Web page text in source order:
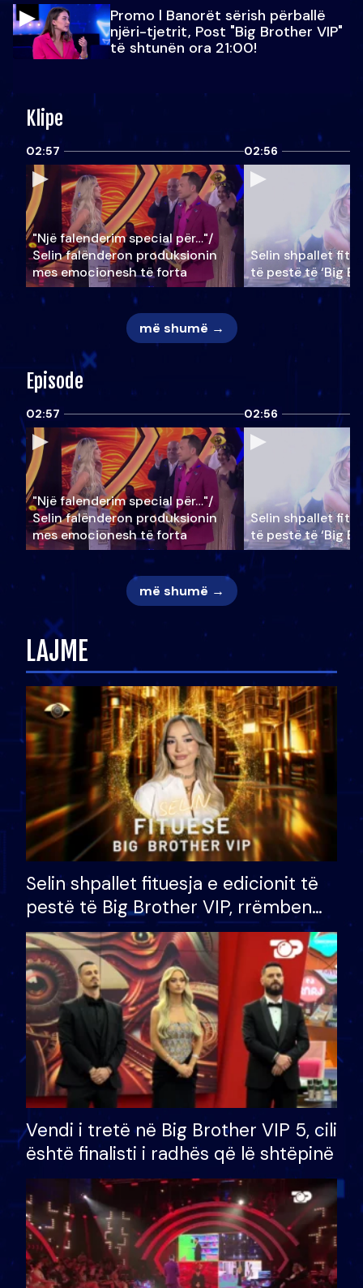
Promo l Banorët sërish përballë
njëri-tjetrit, Post "Big Brother VIP"
të shtunën ora 21:00!
Klipe
02:57
"Një falenderim special për…"/
Selin falënderon produksionin
mes emocionesh të forta
02:56
Selin shpallet
të pestë të ‘Big
më shumë →
Episode
02:57
"Një falenderim special për…"/
Selin falënderon produksionin
mes emocionesh të forta
02:56
Selin shpallet
të pestë të ‘Big
më shumë →
LAJME
Selin shpallet fituesja e edicionit të
pestë të Big Brother VIP, rrëmben
çmimin e madh prej 100 mijë eurosh
Vendi i tretë në Big Brother VIP 5, cili
është finalisti i radhës që lë shtëpinë